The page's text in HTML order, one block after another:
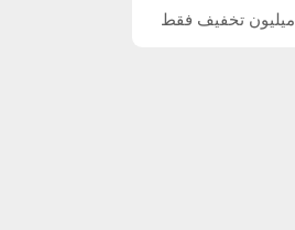
بلفاروپلاستی پلک پایین با ۱۰ میلیون تخفیف فقط